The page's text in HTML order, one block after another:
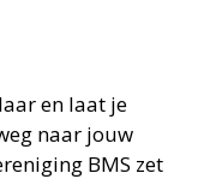
en laat je
naar jouw
BMS zet